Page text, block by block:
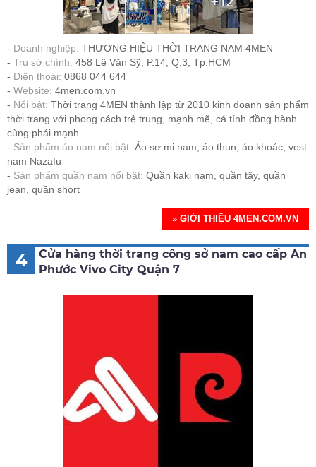
Doanh nghiệp: THƯƠNG HIỆU THỜI TRANG NAM 4MEN
Trụ sở chính: 458 Lê Văn Sỹ, P.14, Q.3, Tp.HCM
Điện thoại: 0868 044 644
Website: 4men.com.vn
Nổi bật: Thời trang 4MEN thành lập từ 2010 kinh doanh sản phẩm
thời trang với phong cách trẻ trung, mạnh mẽ, cá tính đồng hành
cùng phái mạnh
Sản phẩm áo nam nổi bật: Áo sơ mi nam, áo thun, áo khoác, vest
nam Nazafu
Sản phẩm quần nam nổi bật: Quần kaki nam, quần tây, quần
jean, quần short
» GIỚI THIỆU 4MEN.COM.VN
4
Cửa hàng thời trang công sở nam cao cấp An
Phước Vivo City Quận 7